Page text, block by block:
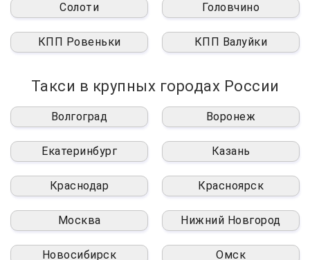
Солоти Головчино
КПП Ровеньки КПП Валуйки
Такси в крупных городах России
Волгоград Воронеж
Екатеринбург Казань
Краснодар Красноярск
Москва Нижний Новгород
Новосибирск Омск